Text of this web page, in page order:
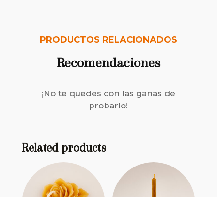
PRODUCTOS RELACIONADOS
Recomendaciones
¡No te quedes con las ganas de
probarlo!
Related products